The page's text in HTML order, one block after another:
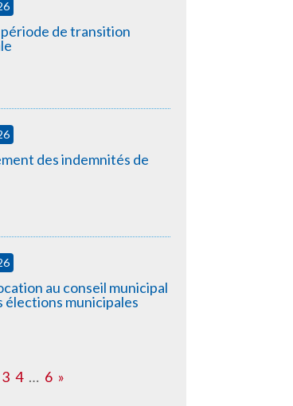
de transition
des indemnités de
au conseil municipal
élections municipales
3 4 … 6 »